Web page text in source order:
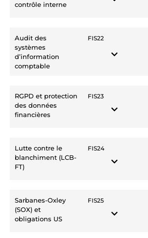
contrôle interne
Audit des
systèmes
d’information
comptable
FIS22
RGPD et protection
des données
financières
FIS23
Lutte contre le
blanchiment (LCB-
FT)
FIS24
Sarbanes-Oxley
(SOX) et
obligations US
FIS25